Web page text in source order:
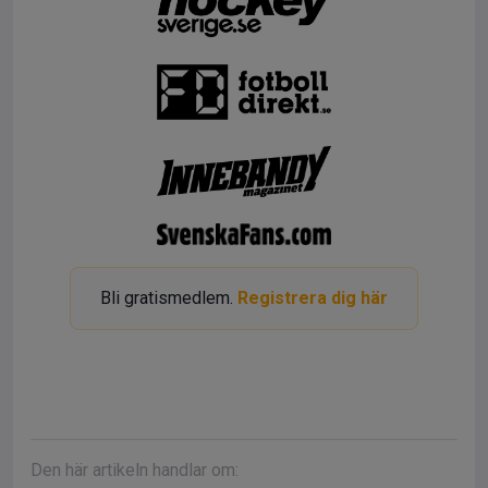
Bli gratismedlem. Registrera dig här
Den här artikeln handlar om: